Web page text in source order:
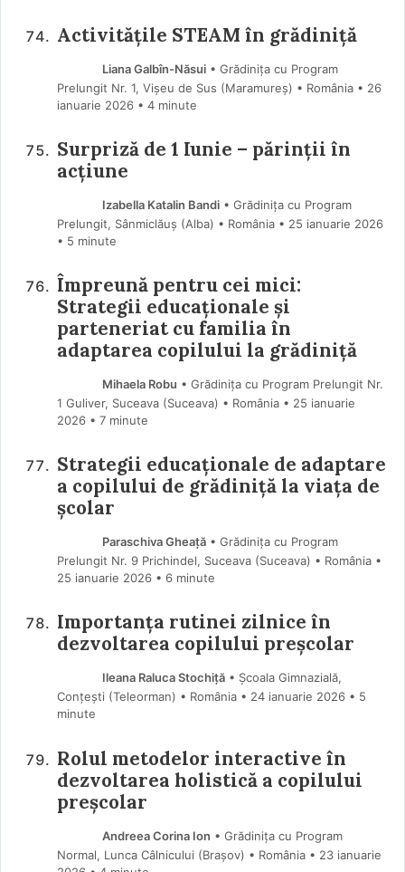
Activitățile STEAM în grădiniță
Liana Galbîn-Năsui• Grădinița cu Program
Prelungit Nr. 1, Vișeu de Sus (Maramureş) • România
26
ianuarie 2026 • 4 minute
Surpriză de 1 Iunie – părinții în
acțiune
Izabella Katalin Bandi• Grădinița cu Program
Prelungit, Sânmiclăuș (Alba) • România
25 ianuarie 2026
• 5 minute
Împreună pentru cei mici:
Strategii educaționale și
parteneriat cu familia în
adaptarea copilului la grădiniță
Mihaela Robu • Grădinița cu Program Prelungit Nr.
1 Guliver, Suceava (Suceava) • România
25 ianuarie
2026 • 7 minute
Strategii educaționale de adaptare
a copilului de grădiniță la viața de
școlar
Paraschiva Gheață• Grădinița cu Program
Prelungit Nr. 9 Prichindel, Suceava (Suceava) • România
25 ianuarie 2026 • 6 minute
Importanța rutinei zilnice în
dezvoltarea copilului preșcolar
Ileana Raluca Stochiță• Școala Gimnazială,
Conțești (Teleorman) • România
24 ianuarie 2026 • 5
minute
Rolul metodelor interactive în
dezvoltarea holistică a copilului
preșcolar
Andreea Corina Ion • Grădinița cu Program
Normal, Lunca Câlnicului (Braşov) • România
23 ianuarie